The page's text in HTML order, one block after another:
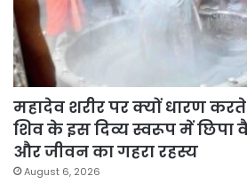
महादेव शरीर पर क्यों धारण
शिव के इस दिव्य स्वरूप में छिपा
और जीवन का गहरा रहस्य
August 6, 2026